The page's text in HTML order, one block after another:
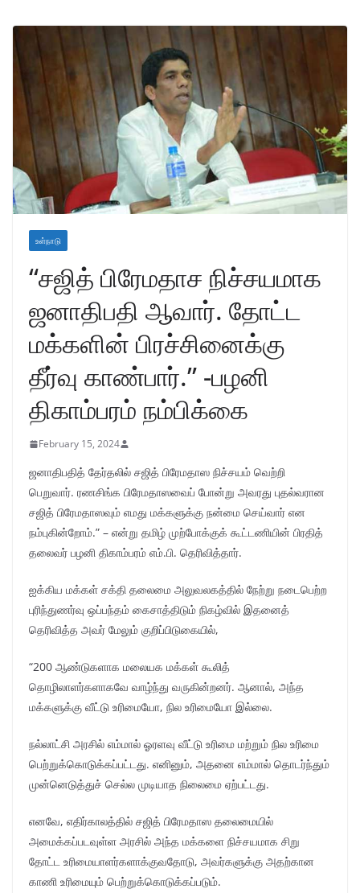
உள்நாடு
“சஜித் பிரேமதாச நிச்சயமாக
ஜனாதிபதி ஆவார். தோட்ட
மக்களின் பிரச்சினைக்கு
தீர்வு காண்பார்.” -பழனி
திகாம்பரம் நம்பிக்கை
February 15, 2024
ஜனாதிபதித் தேர்தலில் சஜித் பிரேமதாஸ நிச்சயம் வெற்றி
பெறுவார். ரணசிங்க பிரேமதாஸவைப் போன்று அவரது புதல்வரான
சஜித் பிரேமதாஸவும் எமது மக்களுக்கு நன்மை செய்வார் என
நம்புகின்றோம்.” – என்று தமிழ் முற்போக்குக் கூட்டணியின் பிரதித்
தலைவர் பழனி திகாம்பரம் எம்.பி. தெரிவித்தார்.
ஐக்கிய மக்கள் சக்தி தலைமை அலுவலகத்தில் நேற்று நடைபெற்ற
புரிந்துணர்வு ஒப்பந்தம் கைசாத்திடும் நிகழ்வில் இதனைத்
தெரிவித்த அவர் மேலும் குறிப்பிடுகையில்,
“200 ஆண்டுகளாக மலையக மக்கள் கூலித்
தொழிலாளர்களாகவே வாழ்ந்து வருகின்றனர். ஆனால், அந்த
மக்களுக்கு வீட்டு உரிமையோ, நில உரிமையோ இல்லை.
நல்லாட்சி அரசில் எம்மால் ஓரளவு வீட்டு உரிமை மற்றும் நில உரிமை
பெற்றுக்கொடுக்கப்பட்டது. எனினும், அதனை எம்மால் தொடர்ந்தும்
முன்னெடுத்துச் செல்ல முடியாத நிலைமை ஏற்பட்டது.
எனவே, எதிர்காலத்தில் சஜித் பிரேமதாஸ தலைமையில்
அமைக்கப்படவுள்ள அரசில் அந்த மக்களை நிச்சயமாக சிறு
தோட்ட உரிமையாளர்களாக்குவதோடு, அவர்களுக்கு அதற்கான
காணி உரிமையும் பெற்றுக்கொடுக்கப்படும்.